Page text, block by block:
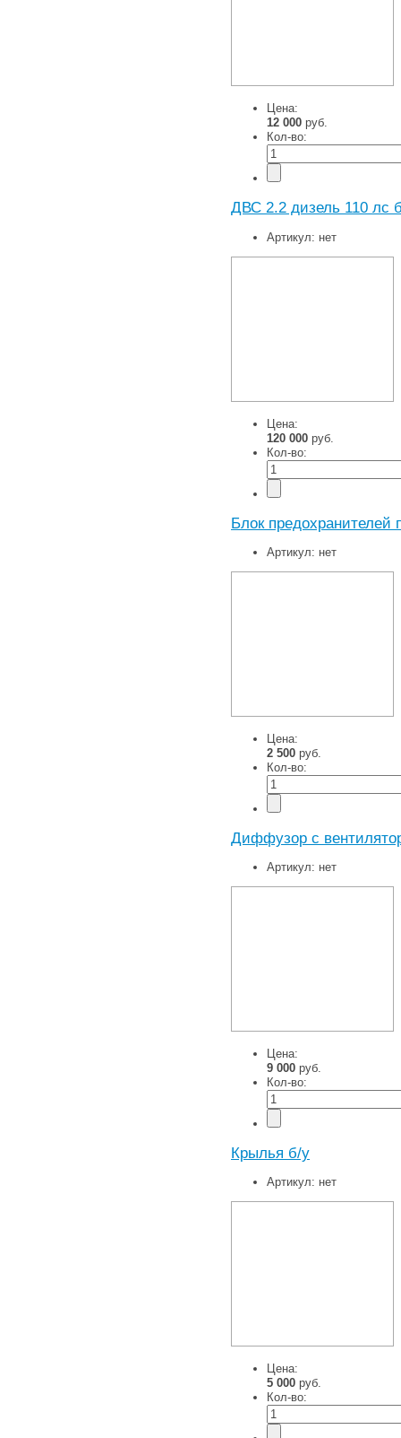
Цена:
12 000 руб.
Кол-во:
ДВС 2.2 дизель 110 лс
Артикул: нет
Цена:
120 000 руб.
Кол-во:
Блок предохранителей
Артикул: нет
Цена:
2 500 руб.
Кол-во:
Диффузор с
Артикул: нет
Цена:
9 000 руб.
Кол-во:
Крылья б/у
Артикул: нет
Цена:
5 000 руб.
Кол-во: